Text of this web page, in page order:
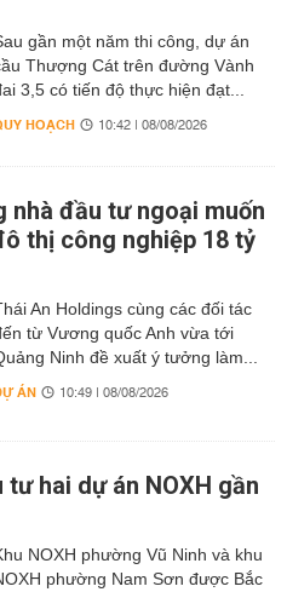
gần một năm thi công, dự án
Thượng Cát trên đường Vành
3,5 có tiến độ thực hiện đạt...
HOẠCH 10:42 | 08/08/2026
nhà đầu tư ngoại muốn
thị công nghiệp 18 tỷ
An Holdings cùng các đối tác
từ Vương quốc Anh vừa tới
Ninh đề xuất ý tưởng làm...
ÁN 10:49 | 08/08/2026
hai dự án NOXH gần
NOXH phường Vũ Ninh và khu
phường Nam Sơn được Bắc